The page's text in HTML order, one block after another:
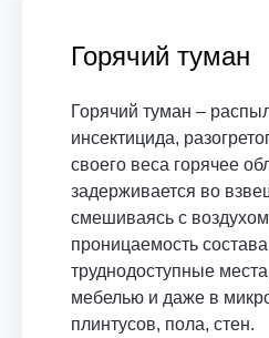
Горячий туман
Горячий туман –
инсектицида,
своего веса горячее
задерживается во
смешиваясь с
проницаемость
труднодоступные
мебелью и даже в
плинтусов, пола, стен.